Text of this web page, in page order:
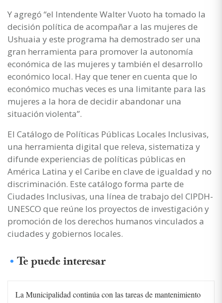
Y agregó “el Intendente Walter Vuoto ha tomado la
decisión política de acompañar a las mujeres de
Ushuaia y este programa ha demostrado ser una
gran herramienta para promover la autonomía
económica de las mujeres y también el desarrollo
económico local. Hay que tener en cuenta que lo
económico muchas veces es una limitante para las
mujeres a la hora de decidir abandonar una
situación violenta”.
El Catálogo de Políticas Públicas Locales Inclusivas,
una herramienta digital que releva, sistematiza y
difunde experiencias de políticas públicas en
América Latina y el Caribe en clave de igualdad y no
discriminación. Este catálogo forma parte de
Ciudades Inclusivas, una línea de trabajo del CIPDH-
UNESCO que reúne los proyectos de investigación y
promoción de los derechos humanos vinculados a
ciudades y gobiernos locales.
Te puede interesar
La Municipalidad continúa con las tareas de mantenimiento